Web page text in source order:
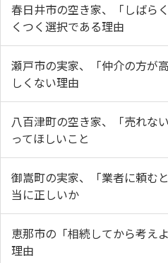
春日井市の空き家、「しばら
くつく選択である理由
瀬戸市の実家、「仲介の方が
しくない理由
八百津町の空き家、「売れな
ってほしいこと
御嵩町の実家、「業者に頼む
当に正しいか
恵那市の「相続してから考え
理由